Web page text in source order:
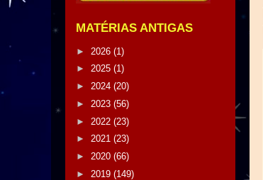
MATÉRIAS ANTIGAS
► 2026 (1)
► 2025 (1)
► 2024 (20)
► 2023 (56)
► 2022 (23)
► 2021 (23)
► 2020 (66)
► 2019 (149)